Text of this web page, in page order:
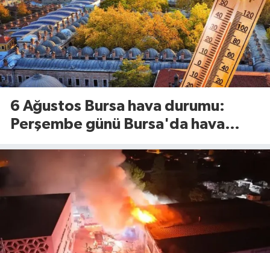
6 Ağustos Bursa hava durumu:
Perşembe günü Bursa'da hava